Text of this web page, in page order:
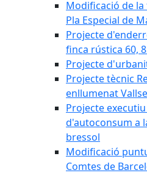
Modificació de la
Pla Especial de
Projecte
finca rústica 60,
Projecte
Projecte tècnic
enllumenat
Projecte
d'autoconsum a
bressol
Modificació
Comtes de